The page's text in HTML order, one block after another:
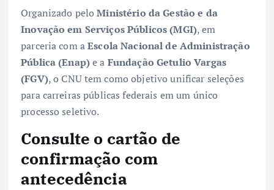
Organizado peloMinistério da Gestão e da
Inovação em Serviços Públicos (MGI), em
parceria com aEscola Nacional de Administração
Pública (Enap)e a Fundação Getulio Vargas
(FGV), o CNU tem como objetivo unificar seleções
para carreiras públicas federais em um único
processo seletivo.
Consulte o cartão de
confirmação com
antecedência